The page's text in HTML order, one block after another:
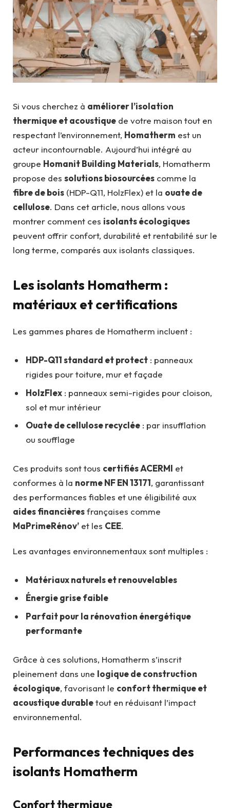
Si vous cherchez à améliorer l’isolation
thermique et acoustique de votre maison tout en
respectant l’environnement, Homatherm est un
acteur incontournable. Aujourd’hui intégré au
groupe Homanit Building Materials, Homatherm
propose des solutions biosourcées comme la
fibre de bois (HDP-Q11, HolzFlex) et la ouate de
cellulose. Dans cet article, nous allons vous
montrer comment ces isolants écologiques
peuvent offrir confort, durabilité et rentabilité sur le
long terme, comparés aux isolants classiques.
Les isolants Homatherm :
matériaux et certifications
Les gammes phares de Homatherm incluent :
HDP-Q11 standard et protect : panneaux
rigides pour toiture, mur et façade
HolzFlex : panneaux semi-rigides pour cloison,
sol et mur intérieur
Ouate de cellulose recyclée : par insufflation
ou soufflage
Ces produits sont tous certifiés ACERMI et
conformes à la norme NF EN 13171, garantissant
des performances fiables et une éligibilité aux
aides financièresfrançaises comme
MaPrimeRénov’ et les CEE.
Les avantages environnementaux sont multiples :
Matériaux naturels et renouvelables
Énergie grise faible
Parfait pour la rénovation énergétique
performante
Grâce à ces solutions, Homatherm s’inscrit
pleinement dans une logique de construction
écologique, favorisant le confort thermique et
acoustique durabletout en réduisant l’impact
environnemental.
Performances techniques des
isolants Homatherm
Confort thermique